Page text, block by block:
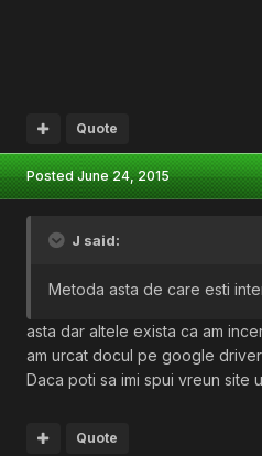
Quote
PostedJune 24, 2015
J said:
Metoda asta de care esti
asta dar altele exista ca am
am urcat docul pe google
Daca poti sa imi spui vreun site
Quote